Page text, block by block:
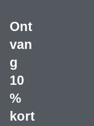
Ont
van
g
10
%
kort